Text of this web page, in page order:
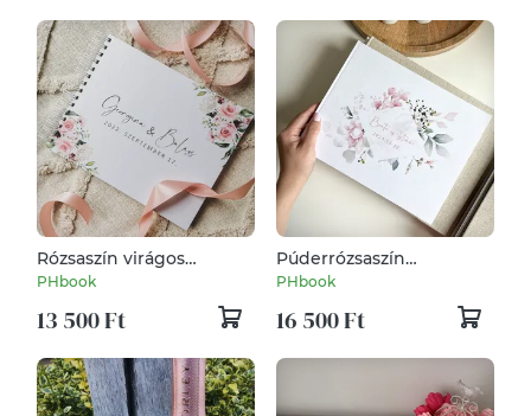
Rózsaszín virágos
vendégkönyv egyedi
PHbook
13 500 Ft
Púderrózsaszín
vendégkönyv
PHbook
16 500 Ft